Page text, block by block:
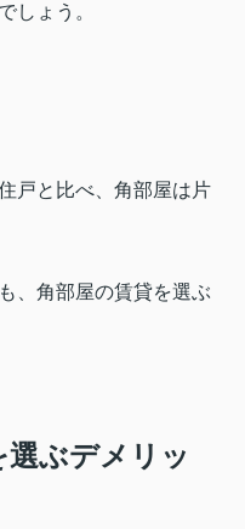
しょう。
戸と比べ、角部屋は片
、角部屋の賃貸を選ぶ
ぶデメリッ